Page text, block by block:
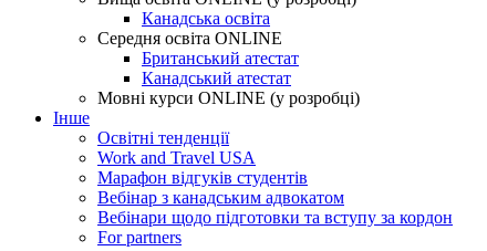
Канадська освіта
Середня освіта ONLINE
Британський атестат
Канадський атестат
Мовні курси ONLINE (у розробці)
Інше
Освітні тенденції
Work and Travel USA
Марафон відгуків студентів
Вебінар з канадським адвокатом
Вебінари щодо підготовки та вступу за кордон
For partners